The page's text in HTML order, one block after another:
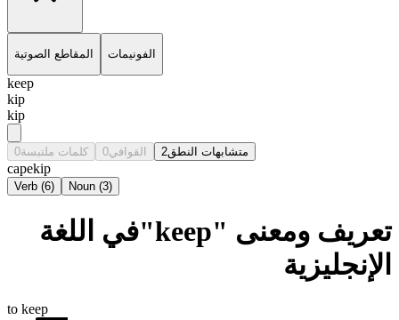
المقاطع الصوتية الفونيمات
keep
kip
kip
كلمات ملتبسة0 القوافي0 متشابهات النطق2
capekip
Verb (6) Noun (3)
تعريف ومعنى "keep"في اللغة
الإنجليزية
to keep